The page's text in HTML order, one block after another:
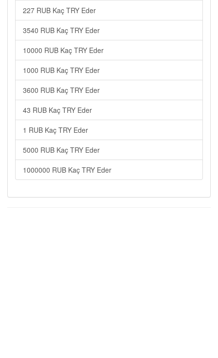
227 RUB Kaç TRY Eder
3540 RUB Kaç TRY Eder
10000 RUB Kaç TRY Eder
1000 RUB Kaç TRY Eder
3600 RUB Kaç TRY Eder
43 RUB Kaç TRY Eder
1 RUB Kaç TRY Eder
5000 RUB Kaç TRY Eder
1000000 RUB Kaç TRY Eder